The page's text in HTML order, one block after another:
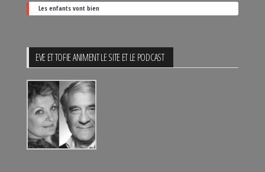
Les enfants vont bien
EVE ET TOFIE ANIMENT LE SITE ET LE PODCAST